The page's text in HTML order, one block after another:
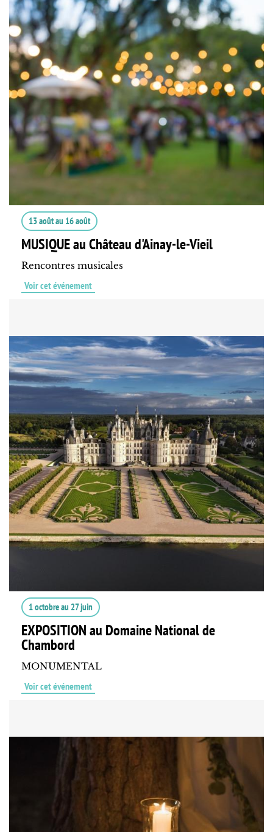
13 aoûtau 16 août
MUSIQUE au Château d'Ainay-le-Vieil
Rencontres musicales
Voir cet événement
1 octobreau 27 juin
EXPOSITION au Domaine National de
Chambord
MONUMENTAL
Voir cet événement